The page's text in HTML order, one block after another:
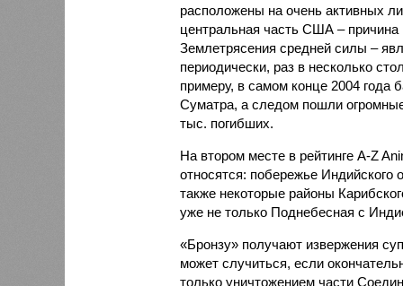
расположены на очень активных
центральная часть США –
Землетрясения средней силы –
периодически, раз в несколько
примеру, в самом конце 2004 года
Суматра, а следом пошли
тыс. погибших.
На втором месте в рейтинге A-Z
относятся: побережье
также некоторые районы
уже не только Поднебесная с
«Бронзу» получают извержения
может случиться, если
только уничтожением части